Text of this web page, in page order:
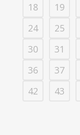
18
19
24
25
30
31
36
37
42
43